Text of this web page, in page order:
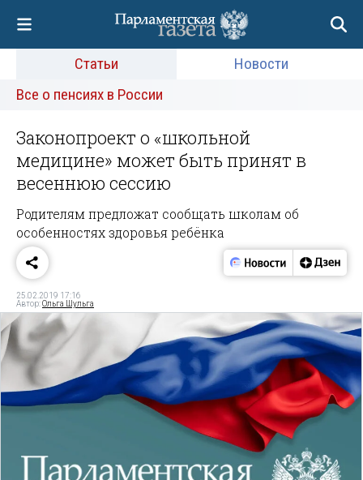
Статьи
Новости
Все о пенсиях в России
Законопроект о «школьной
медицине» может быть принят в
весеннюю сессию
Родителям предложат сообщать школам об
особенностях здоровья ребёнка
25.02.2019 17:16
Автор:Ольга Шульга